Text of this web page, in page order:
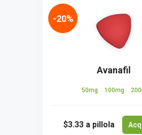
Avanafil
50mg 100mg
$3.33 a pillola
-20%